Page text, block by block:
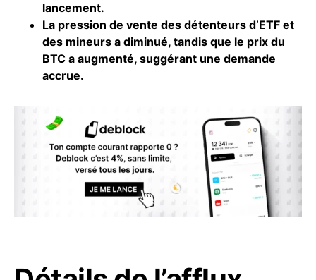
lancement.
La pression de vente des détenteurs d’ETF et
des mineurs a diminué, tandis que le prix du
BTC a augmenté, suggérant une demande
accrue.